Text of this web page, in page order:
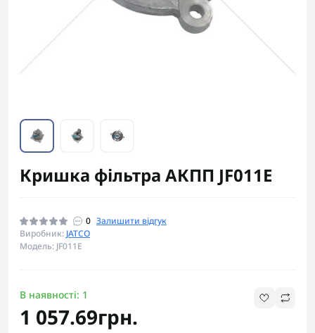
Кришка фільтра АКПП JF011E
0 Залишити відгук
Виробник: JATCO
Модель: JF011E
В наявності: 1
1 057.69грн.